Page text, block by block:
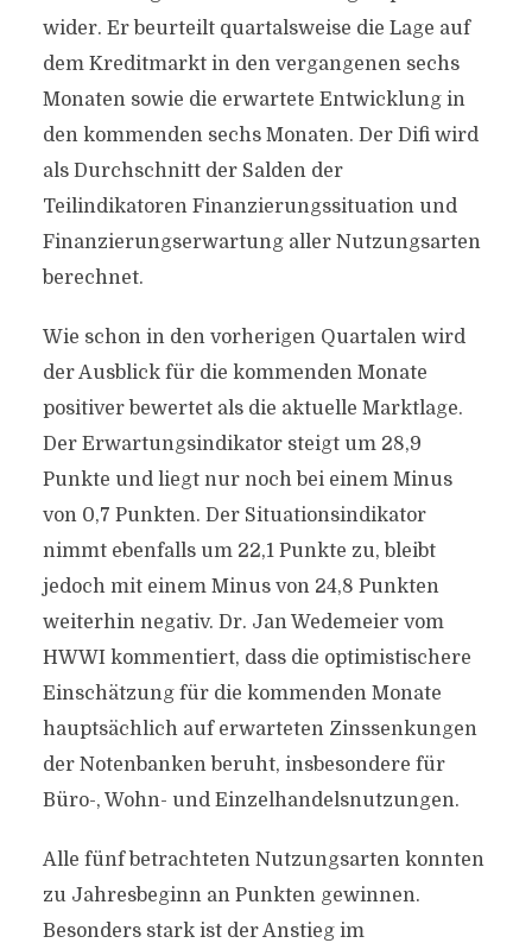
wider. Er beurteilt quartalsweise die Lage auf
dem Kreditmarkt in den vergangenen sechs
Monaten sowie die erwartete Entwicklung in
den kommenden sechs Monaten. Der Difi wird
als Durchschnitt der Salden der
Teilindikatoren Finanzierungssituation und
Finanzierungserwartung aller Nutzungsarten
berechnet.
Wie schon in den vorherigen Quartalen wird
der Ausblick für die kommenden Monate
positiver bewertet als die aktuelle Marktlage.
Der Erwartungsindikator steigt um 28,9
Punkte und liegt nur noch bei einem Minus
von 0,7 Punkten. Der Situationsindikator
nimmt ebenfalls um 22,1 Punkte zu, bleibt
jedoch mit einem Minus von 24,8 Punkten
weiterhin negativ. Dr. Jan Wedemeier vom
HWWI kommentiert, dass die optimistischere
Einschätzung für die kommenden Monate
hauptsächlich auf erwarteten Zinssenkungen
der Notenbanken beruht, insbesondere für
Büro-, Wohn- und Einzelhandelsnutzungen.
Alle fünf betrachteten Nutzungsarten konnten
zu Jahresbeginn an Punkten gewinnen.
Besonders stark ist der Anstieg im